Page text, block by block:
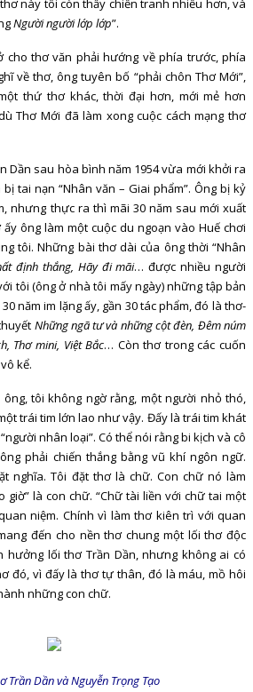
này tôi còn thấy chiến tranh nhiều hơn, và
Người người lớp lớp”.
cho thơ văn phải hướng về phía trước, phía
về thơ, ông tuyên bố “phải chôn Thơ Mới”,
thứ thơ khác, thời đại hơn, mới mẻ hơn
Thơ Mới đã làm xong cuộc cách mạng thơ
Dần sau hòa bình năm 1954 vừa mới khởi ra
tai nạn “Nhân văn – Giai phẩm”. Ông bị kỷ
nhưng thực ra thì mãi 30 năm sau mới xuất
ông làm một cuộc du ngoạn vào Huế chơi
tôi. Những bài thơ dài của ông thời “Nhân
định thắng, Hãy đi mãi… được nhiều người
tôi (ông ở nhà tôi mấy ngày) những tập bản
năm im lặng ấy, gần 30 tác phẩm, đó là thơ-
Những ngã tư và những cột đèn, Đêm núm
Thơ mini, Việt Bắc… Còn thơ trong các cuốn
kể.
tôi không ngờ rằng, một người nhỏ thó,
trái tim lớn lao như vậy. Đấy là trái tim khát
nhân loại”. Có thể nói rằng bi kịch và cô
phải chiến thắng bằng vũ khí ngôn ngữ.
nghĩa. Tôi đặt thơ là chữ. Con chữ nó làm
giờ” là con chữ. “Chữ tài liền với chữ tai một
niệm. Chính vì làm thơ kiên trì với quan
đến cho nền thơ chung một lối thơ độc
hưởng lối thơ Trần Dần, nhưng không ai có
đó, vì đấy là thơ tự thân, đó là máu, mồ hôi
những con chữ.
Trần Dần và Nguyễn Trọng Tạo